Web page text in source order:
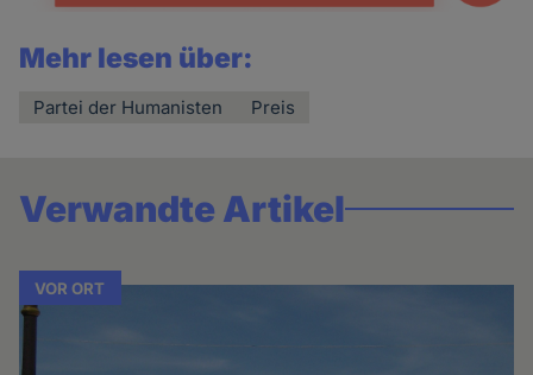
Mehr lesen über:
Partei der Humanisten Preis
Verwandte Artikel
VOR ORT